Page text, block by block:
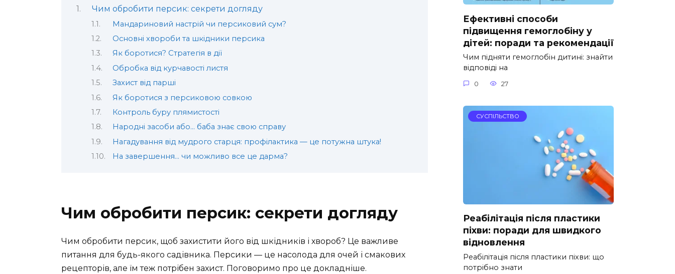
Чим обробити персик: секрети догляду
Мандариновий настрій чи персиковий сум?
Основні хвороби та шкідники персика
Як боротися? Стратегія в дії
Обробка від курчавості листя
Захист від парші
Як боротися з персиковою совкою
Контроль буру плямистості
Народні засоби або… баба знає свою справу
Нагадування від мудрого старця: профілактика — це потужна штука!
На завершення… чи можливо все це дарма?
Чим обробити персик: секрети догляду
Чим обробити персик, щоб захистити його від шкідників і хвороб? Це важливе
питання для будь-якого садівника. Персики — це насолода для очей і смакових
рецепторів, але їм теж потрібен захист. Поговоримо про це докладніше.
Ефективні способи
підвищення гемоглобіну у
дітей: поради та рекомендації
Чим підняти гемоглобін дитині: знайти
відповіді на
0 27
СУСПІЛЬСТВО
Реабілітація після пластики
піхви: поради для швидкого
відновлення
Реабілітація після пластики піхви: що
потрібно знати